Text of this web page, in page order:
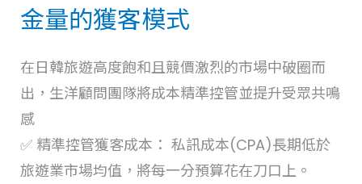
金量的獲客模式
在日韓旅遊高度飽和且競價激烈的市場中破圈而
出，生洋顧問團隊將成本精準控管並提升受眾共鳴
感
✅ 精準控管獲客成本： 私訊成本(CPA)長期低於
旅遊業市場均值，將每一分預算花在刀口上。